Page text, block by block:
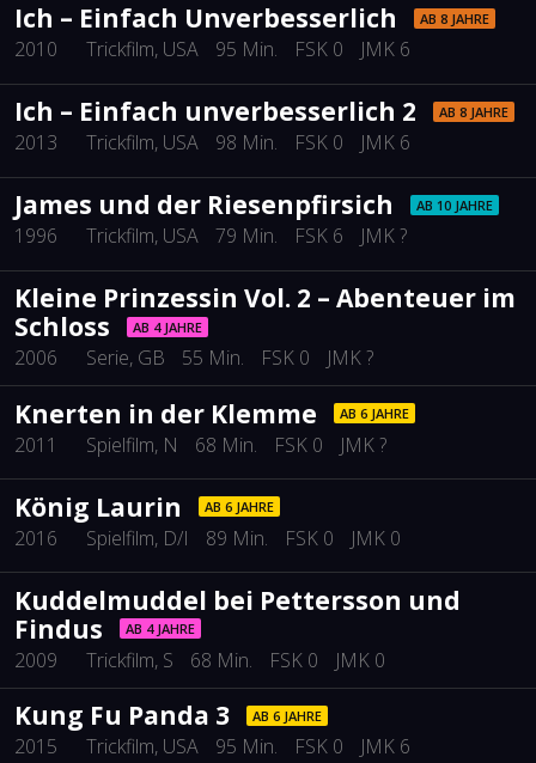
Ich – Einfach Unverbesserlich AB 8 JAHRE
2010 Trickfilm, USA 95 Min. FSK 0 JMK 6
Ich – Einfach unverbesserlich 2 AB 8 JAHRE
2013 Trickfilm, USA 98 Min. FSK 0 JMK 6
James und der Riesenpfirsich AB 10 JAHRE
1996 Trickfilm, USA 79 Min. FSK 6 JMK ?
Kleine Prinzessin Vol. 2 – Abenteuer im
Schloss
AB 4 JAHRE
2006 Serie, GB 55 Min. FSK 0 JMK ?
Knerten in der Klemme AB 6 JAHRE
2011 Spielfilm, N 68 Min. FSK 0 JMK ?
König Laurin AB 6 JAHRE
2016 Spielfilm, D/I 89 Min. FSK 0 JMK 0
Kuddelmuddel bei Pettersson und
Findus
AB 4 JAHRE
2009 Trickfilm, S 68 Min. FSK 0 JMK 0
Kung Fu Panda 3 AB 6 JAHRE
2015 Trickfilm, USA 95 Min. FSK 0 JMK 6